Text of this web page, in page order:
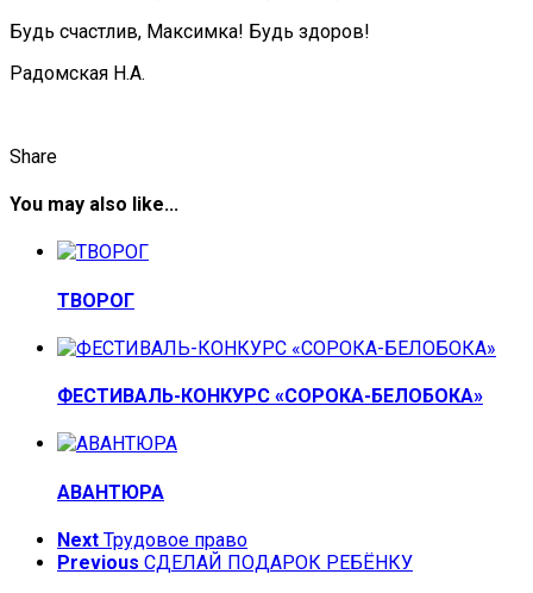
Будь счастлив, Максимка! Будь здоров!
Радомская Н.А.
Share
You may also like...
ТВОРОГ
ФЕСТИВАЛЬ-КОНКУРС «СОРОКА-БЕЛОБОКА»
АВАНТЮРА
Next Трудовое право
Previous СДЕЛАЙ ПОДАРОК РЕБЁНКУ